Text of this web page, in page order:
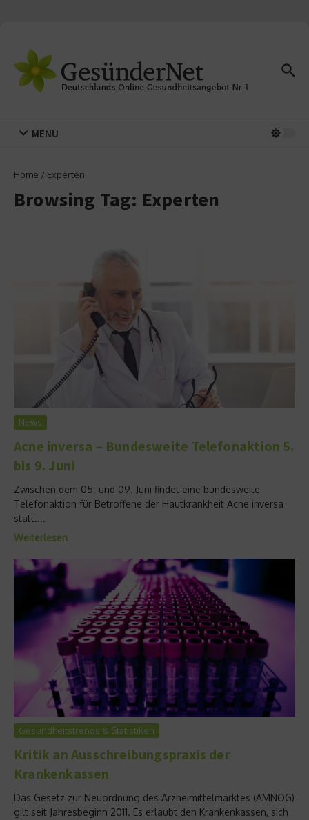
MENU
Home / Experten
Browsing Tag: Experten
News
Acne inversa – Bundesweite Telefonaktion 5.
bis 9. Juni
Zwischen dem 05. und 09. Juni findet eine bundesweite
Telefonaktion für Betroffene der Hautkrankheit Acne inversa
statt....
Weiterlesen
Gesundheitstrends & Statistiken
Kritik an Ausschreibungspraxis der
Krankenkassen
Das Gesetz zur Neuordnung des Arzneimittelmarktes (AMNOG)
gilt seit Jahresbeginn 2011. Es erlaubt den Krankenkassen, sich